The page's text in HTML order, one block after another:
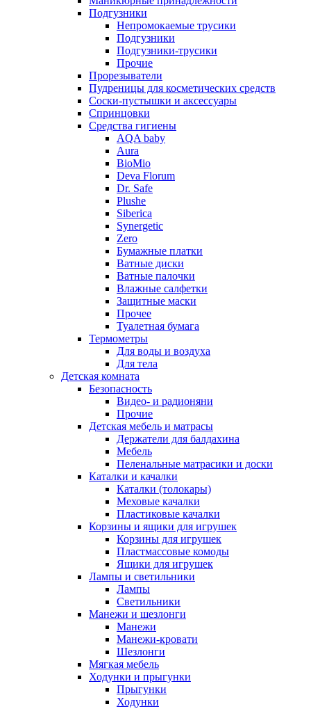
Подгузники
Непромокаемые трусики
Подгузники
Подгузники-трусики
Прочие
Прорезыватели
Пудреницы для косметических средств
Соски-пустышки и аксессуары
Спринцовки
Средства гигиены
AQA baby
Aura
BioMio
Deva Florum
Dr. Safe
Plushe
Siberica
Synergetic
Zero
Бумажные платки
Ватные диски
Ватные палочки
Влажные салфетки
Защитные маски
Прочее
Туалетная бумага
Термометры
Для воды и воздуха
Для тела
Детская комната
Безопасность
Видео- и радионяни
Прочие
Детская мебель и матрасы
Держатели для балдахина
Мебель
Пеленальные матрасики и доски
Каталки и качалки
Каталки (толокары)
Меховые качалки
Пластиковые качалки
Корзины и ящики для игрушек
Корзины для игрушек
Пластмассовые комоды
Ящики для игрушек
Лампы и светильники
Лампы
Светильники
Манежи и шезлонги
Манежи
Манежи-кровати
Шезлонги
Мягкая мебель
Ходунки и прыгунки
Прыгунки
Ходунки